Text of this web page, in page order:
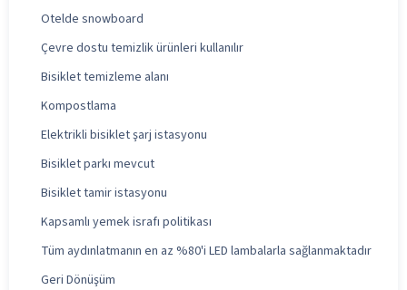
Otelde snowboard
Çevre dostu temizlik ürünleri kullanılır
Bisiklet temizleme alanı
Kompostlama
Elektrikli bisiklet şarj istasyonu
Bisiklet parkı mevcut
Bisiklet tamir istasyonu
Kapsamlı yemek israfı politikası
Tüm aydınlatmanın en az %80'i LED lambalarla sağlanmaktadır
Geri Dönüşüm